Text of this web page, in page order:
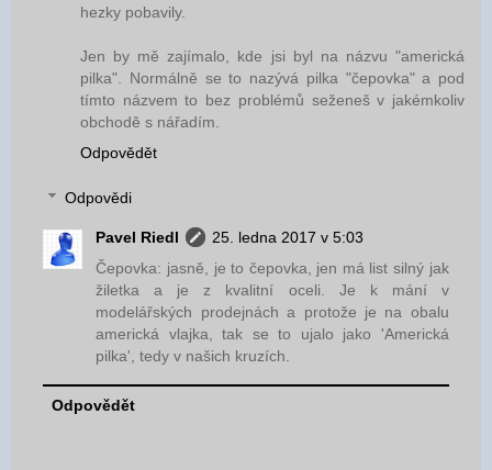
hezky pobavily.
Jen by mě zajímalo, kde jsi byl na názvu "americká
pilka". Normálně se to nazývá pilka "čepovka" a pod
tímto názvem to bez problémů seženeš v jakémkoliv
obchodě s nářadím.
Odpovědět
Odpovědi
Pavel Riedl
25. ledna 2017 v 5:03
Čepovka: jasně, je to čepovka, jen má list silný jak
žiletka a je z kvalitní oceli. Je k mání v
modelářských prodejnách a protože je na obalu
americká vlajka, tak se to ujalo jako 'Americká
pilka', tedy v našich kruzích.
Odpovědět